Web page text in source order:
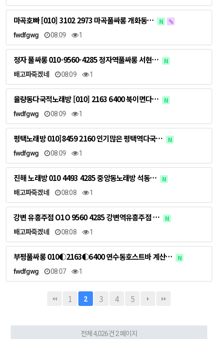
마곡호빠 [010] 3102 2973 마곡풀싸롱 개화동… N
fwdfgwg 08:09 1
정자 풀싸롱 010-9560-4285 정자역풀싸롱 서현… N
배고파죽겠네 08:09 1
율량동다국적노래방 [010] 2163 6400 북이면다… N
fwdfgwg 08:09 1
평택노래방 010]8459 2160 인기많은 평택역다국… N
fwdfgwg 08:09 1
진해 노래방 010 4493 4285 중앙동노래방 석동… N
배고파죽겠네 08:08 1
강변 유흥주점 O1O 9560 4285 강변역유흥주점 … N
배고파죽겠네 08:08 1
부평풀싸롱 010◐2163◐6400 연수동호스트바 계산… N
fwdfgwg 08:07 1
1 2 3 4 5
전체 4,026건 2 페이지